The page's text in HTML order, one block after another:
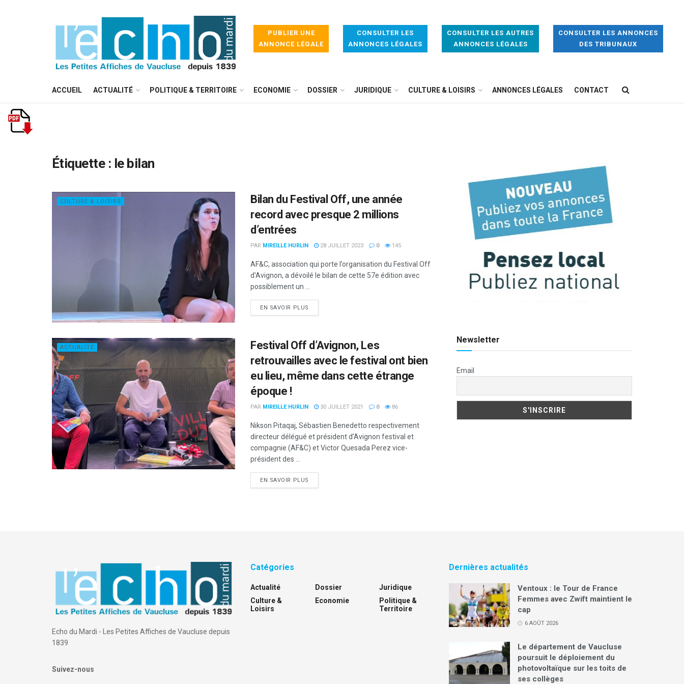
PUBLIER UNE
ANNONCE LÉGALE
CONSULTER LES
ANNONCES LÉGALES
CONSULTER LES AUTRES
ANNONCES LÉGALES
CONSULTER LES ANNONCES
DES TRIBUNAUX
ACCUEIL ACTUALITÉ POLITIQUE & TERRITOIRE ECONOMIE DOSSIER JURIDIQUE CULTURE & LOISIRS ANNONCES LÉGALES CONTACT
Étiquette : le bilan
CULTURE & LOISIRS
Bilan du Festival Off, une année
record avec presque 2 millions
d’entrées
PAR MIREILLE HURLIN 28 JUILLET 2023 0 145
AF&C, association qui porte l’organisation du Festival Off
d’Avignon, a dévoilé le bilan de cette 57e édition avec
possiblement un ...
EN SAVOIR PLUS
ACTUALITÉ
Festival Off d’Avignon, Les
retrouvailles avec le festival ont bien
eu lieu, même dans cette étrange
époque !
PAR MIREILLE HURLIN 30 JUILLET 2021 0 86
Nikson Pitaqaj, Sébastien Benedetto respectivement
directeur délégué et président d’Avignon festival et
compagnie (AF&C) et Victor Quesada Perez vice-
président des ...
EN SAVOIR PLUS
Newsletter
Email
Echo du Mardi - Les Petites Affiches de Vaucluse depuis
1839
Suivez-nous
Catégories
Actualité
Culture &
Loisirs
Dossier
Economie
Juridique
Politique &
Territoire
Dernières actualités
Ventoux : le Tour de France
Femmes avec Zwift maintient le
cap
6 AOÛT 2026
Le département de Vaucluse
poursuit le déploiement du
photovoltaïque sur les toits de
ses collèges